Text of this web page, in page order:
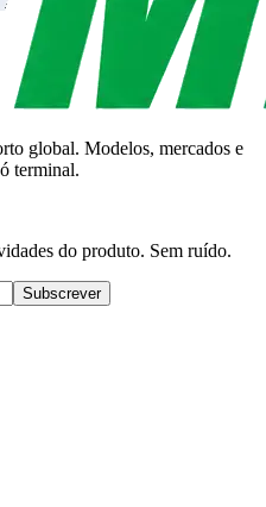
global. Modelos, mercados e
terminal.
do produto. Sem ruído.
Subscrever